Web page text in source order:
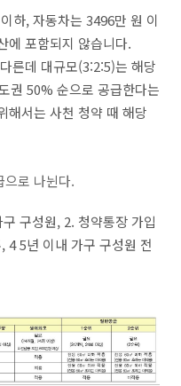
하, 자동차는 3496만 원 이
에 포함되지 않습니다.
른데 대규모(3:2:5)는 해당
권 50% 순으로 공급한다는
해서는 사천 청약 때 해당
으로 나뉜다.
구성원, 2. 청약통장 가입
4 5년 이내 가구 구성원 전